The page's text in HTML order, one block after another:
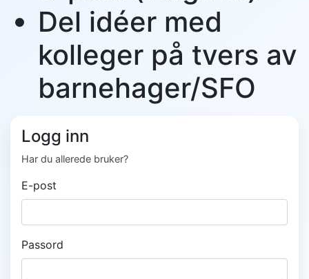
Del idéer med
kolleger på tvers av
barnehager/SFO
Logg inn
Har du allerede bruker?
E-post
Passord